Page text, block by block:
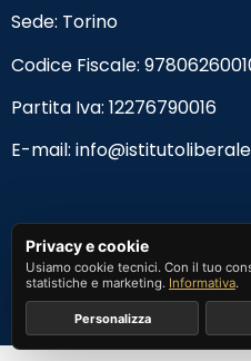
Sede: Torino
Codice Fiscale:
Partita Iva: 12276790016
E-mail:
Privacy e cookie
Usiamo cookie tecnici. Con il tuo
statistiche e marketing. Informativa.
Personalizza